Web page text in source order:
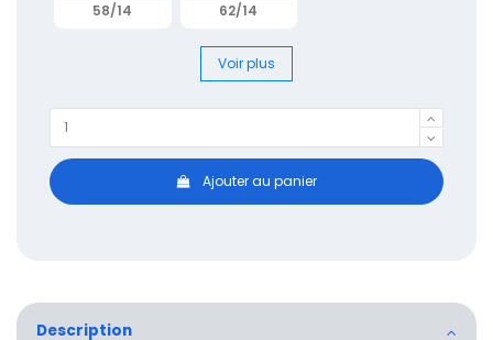
58/14 62/14
Voir plus
Ajouter au panier
Description